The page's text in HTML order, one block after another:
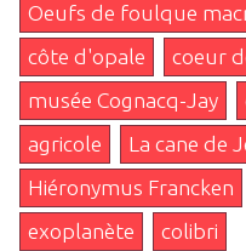
Oeufs de foulque
côte d'opale
coeur
musée Cognacq-Jay
agricole
La cane de
Hiéronymus Francken
exoplanète
colibri